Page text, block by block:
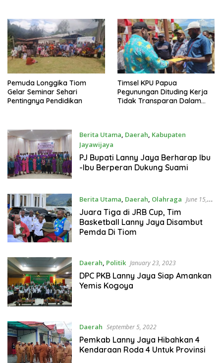
Pemuda Longgika Tiom
Gelar Seminar Sehari
Pentingnya Pendidikan
Timsel KPU Papua
Pegunungan Dituding Kerja
Tidak Transparan Dalam
Berita Utama, Daerah, Kabupaten
Jayawijaya
August 4, 2023
PJ Bupati Lanny Jaya Berharap Ibu
-Ibu Berperan Dukung Suami
Berita Utama, Daerah, Olahraga June 15,
2023
Juara Tiga di JRB Cup, Tim
Basketball Lanny Jaya Disambut
Pemda Di Tiom
Daerah, Politik January 23, 2023
DPC PKB Lanny Jaya Siap Amankan
Yemis Kogoya
Daerah September 5, 2022
Pemkab Lanny Jaya Hibahkan 4
Kendaraan Roda 4 Untuk Provinsi